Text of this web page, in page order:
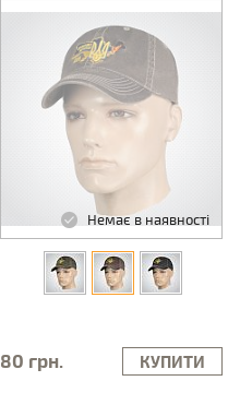
Немає в наявності
80 грн. КУПИТИ